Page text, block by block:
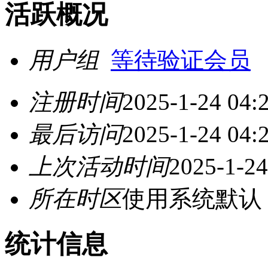
活跃概况
用户组 等待验证会员
注册时间2025-1-24
最后访问2025-1-24
上次活动时间2025-1-
所在时区使用系统默认
统计信息